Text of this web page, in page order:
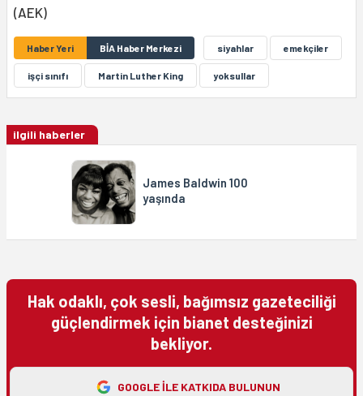
(AEK)
Haber Yeri BİA Haber Merkezi siyahlar emekçiler
işçi sınıfı Martin Luther King yoksullar
ilgili haberler
James Baldwin 100
yaşında
Hak odaklı, çok sesli, bağımsız gazeteciliği
güçlendirmek için bianet desteğinizi
bekliyor.
GOOGLE ILE KATKIDA BULUNUN